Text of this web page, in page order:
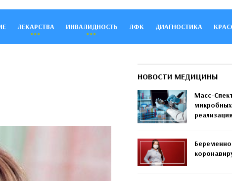
ЛЕКАРСТВА ИНВАЛИДНОСТЬ ЛФК ДИАГНОСТИКА
НОВОСТИ МЕДИЦИНЫ
Масс-